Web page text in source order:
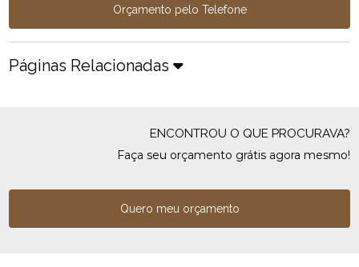
Orçamento pelo Telefone
Páginas Relacionadas
ENCONTROU O QUE PROCURAVA?
Faça seu orçamento grátis agora mesmo!
Quero meu orçamento